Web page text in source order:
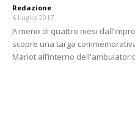
Redazione -
6 Luglio 2017
A meno di quattro mesi
scopre una targa
Mariot all’interno